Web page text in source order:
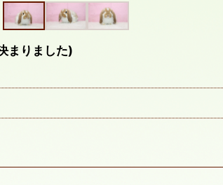
まりました)